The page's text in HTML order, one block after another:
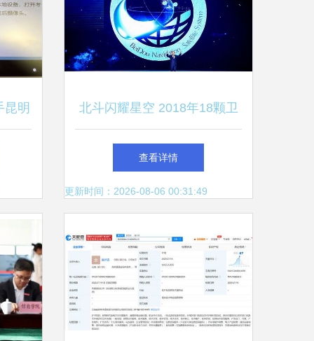
昆明
展
北斗闪耀星空 2018年18颗卫
星全球组网，昆明网络技术服
务引发关注
查看详情
更新时间：2026-08-06 00:31:49